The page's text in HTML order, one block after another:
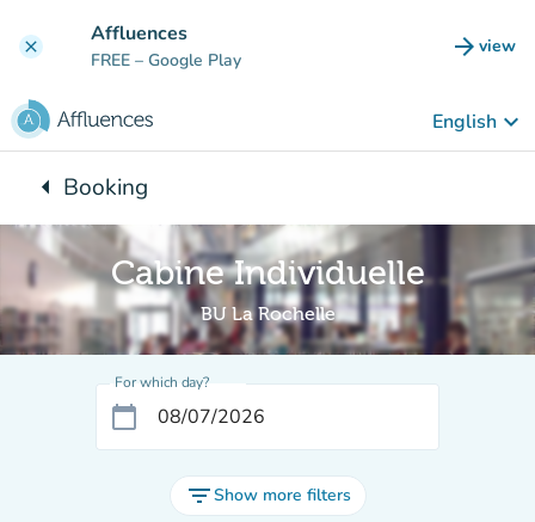
clear Affluences
FREE – Google Play arrow_forward view
(new
English keyboard_arrow_down
arrow_leftBack to:
Booking
Cabine Individuelle
BU La Rochelle
For which day?
calendar_today
filter_listShow more filters